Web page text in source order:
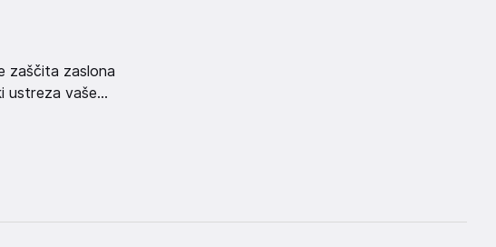
zaščita zaslona
vašemu